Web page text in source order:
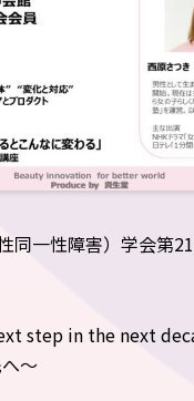
同一性障害）学会第
step in the next
～